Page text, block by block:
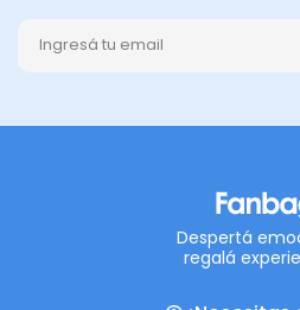
Despertá
regalá